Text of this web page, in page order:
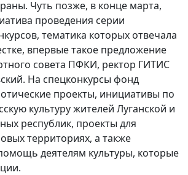
Чуть позже, в конце марта,
проведения серии
тематика которых отвечала
впервые такое предложение
совета ПФКИ, ректор ГИТИС
На спецконкурсы фонд
проекты, инициативы по
культуру жителей Луганской и
республик, проекты для
территориях, а также
деятелям культуры, которые